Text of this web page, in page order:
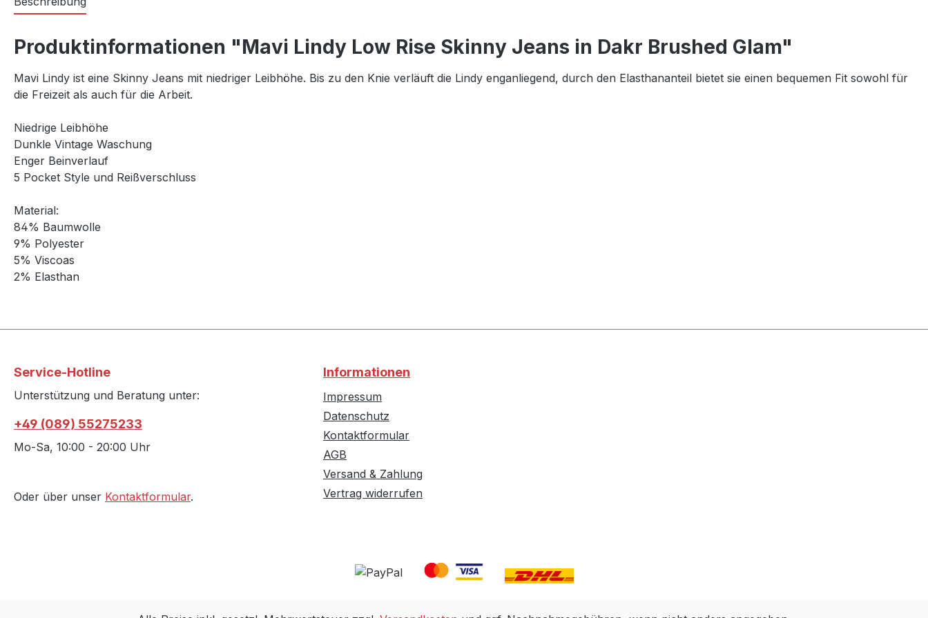
Produktinformationen "Mavi Lindy Low Rise Skinny Jeans in Dakr Brushed Glam"
Mavi Lindy ist eine Skinny Jeans mit niedriger Leibhöhe. Bis zu den Knie verläuft die Lindy enganliegend, durch den Elasthananteil bietet sie einen bequemen Fit sowohl für
die Freizeit als auch für die Arbeit.
Niedrige Leibhöhe
Dunkle Vintage Waschung
Enger Beinverlauf
5 Pocket Style und Reißverschluss
Material:
84% Baumwolle
9% Polyester
5% Viscoas
2% Elasthan
Service-Hotline
Unterstützung und Beratung unter:
+49 (089) 55275233
Mo-Sa, 10:00 - 20:00 Uhr
Oder über unser Kontaktformular.
Informationen
Impressum
Datenschutz
Kontaktformular
AGB
Versand & Zahlung
Vertrag widerrufen